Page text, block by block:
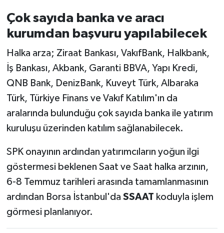
Çok sayıda banka ve aracı
kurumdan başvuru yapılabilecek
Halka arza; Ziraat Bankası, VakıfBank, Halkbank,
İş Bankası, Akbank, Garanti BBVA, Yapı Kredi,
QNB Bank, DenizBank, Kuveyt Türk, Albaraka
Türk, Türkiye Finans ve Vakıf Katılım'ın da
aralarında bulunduğu çok sayıda banka ile yatırım
kuruluşu üzerinden katılım sağlanabilecek.
SPK onayının ardından yatırımcıların yoğun ilgi
göstermesi beklenen Saat ve Saat halka arzının,
6-8 Temmuz tarihleri arasında tamamlanmasının
ardından Borsa İstanbul'da SSAAT koduyla işlem
görmesi planlanıyor.